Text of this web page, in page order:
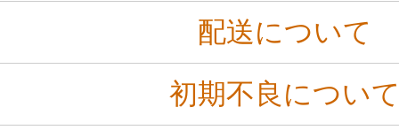
配送について
初期不良につい